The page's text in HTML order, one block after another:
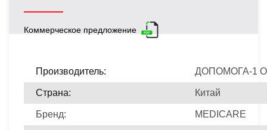
Коммерческое предложение
Производитель: ДОПОМОГА-1
Страна: Китай
Бренд: MEDICARE